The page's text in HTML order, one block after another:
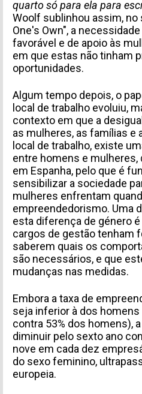
quarto só para ela para
Woolf sublinhou assim, no
One's Own", a
favorável e de apoio às
em que estas não tinham
oportunidades.
Algum tempo depois, o
local de trabalho evoluiu,
contexto em que a
as mulheres, as famílias e
local de trabalho, existe
entre homens e mulheres,
em Espanha, pelo que é
sensibilizar a sociedade
mulheres enfrentam
empreendedorismo. Uma
esta diferença de género
cargos de gestão tenham
saberem quais os
são necessários, e que
mudanças nas medidas.
Embora a taxa de
seja inferior à dos
contra 53% dos homens),
diminuir pelo sexto ano
nove em cada dez
do sexo feminino,
europeia.